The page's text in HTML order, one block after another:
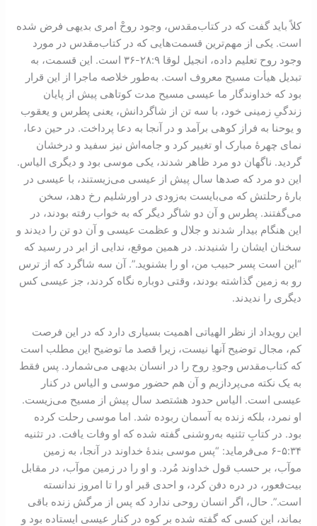
کلاً باید گفت که در کتاب‌مقدس، وجود روحْ امری بدیهی فرض شده
است. یکی از مهم‌ترین قسمت‌هایی که در کتاب‌مقدس در مورد
وجود روح تعلیم داده، انجیل لوقا ۹:‏۲۸-‏۳۶ است. این قسمت، به
تبدیل هیأت مسیح معروف است. به‌طور خلاصه ماجرا از این قرار
بود که خداوندگار ما عیسی مسیح مدت کوتاهی پیش از پایان
زندگیِ زمینی خود، با سه تن از شاگردانش، یعنی پطرس و یعقوب
و یوحنا به فراز کوهی بر‌آمد و در آنجا به دعا پرداخت. در حین دعا،
نمای چهرۀ مبارک او تغییر کرد و جامه‌اش نیز سفید و درخشان
گردید. ناگهان دو مرد ظاهر شدند، یکی موسی بود و دیگری الیاس.
این دو مرد که صدها سال پیش از عیسی می‌زیستند، با عیسی در
بارۀ رحلتش که می‌بایست به‌زودی در اورشلیم رخ دهد، سخن
می‌گفتند. پطرس و آن دو شاگر دیگر که به خواب رفته بودند، در
این هنگام بیدار شدند و جلال و عظمت عیسی و آن دو تن را دیدند و
سخنان ایشان را شنیدند. در همین موقع، ندایی از ابر در رسید که
“این است پسر حبیب من، او را بشنوید.”. آن سه شاگرد که از ترس
رو به زمین گذاشته بودند، وقتی دوباره نگاه کردند، جز عیسی کس
دیگری را ندیدند.
این رویداد از نظر الهیاتی اهمیت بسیاری دارد که در این فرصت
کم، مجال توضیح آنها نیست، زیرا قصد ما توضیح این مطلب است
که کتاب‌مقدس وجودِ روح را در انسان بدیهی می‌شمارد. پس فقط
به یک نکته می‌پردازیم و آن هم حضور موسی و الیاس در کنار
عیسی است. الیاس حدود هشتصد سال پیش از مسیح می‌زیست.
او نمرد، بلکه زنده به آسمان ربوده شد. اما موسی رحلت کرده
بود. در کتابِ تثنیه به‌روشنی گفته شده که او وفات یافت. در تثنیه
۳۴:‏۵-‏۶ می‌فرماید: “پس موسی بندۀ خداوند در آنجا، به زمین
موآب، بر حسب قول خداوند مُرد. و او را در زمین موآب، در مقابل
بیت‌فعور، در دره دفن کرد، و احدی قبر او را تا امروز ندانسته
است.”. حال، اگر انسان روحی ندارد که پس از مرگش زنده باقی
بماند، این کسی که گفته شده بر کوه در کنار عیسی ایستاده بود و